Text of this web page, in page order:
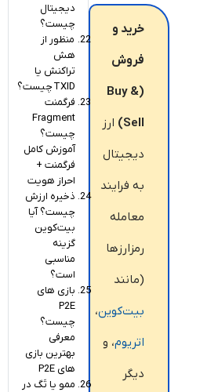
خرید و
فروش
(Buy &
Sell)
ارز
دیجیتال
به فرایند
معامله
رمزارزها
(مانند
بیت‌کوین،
اتریوم، و
دیگر
دیجیتال
چیست؟
منظور از
هش
تراکنش یا
TXID چیست؟
فرگمنت
Fragment
چیست؟
آموزش کامل
فرگمنت +
احراز هویت
ذخیره ارزش
چیست؟ آیا
بیت‌کوین
گزینه
مناسبی
است؟
بازی های
P2E
چیست؟
معرفی
بهترین بازی
های P2E
ممو یا تَگ در